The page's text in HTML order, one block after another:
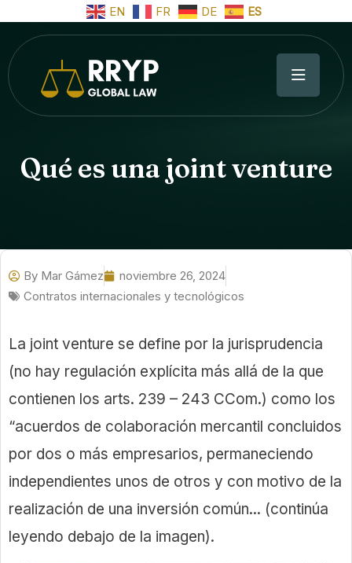
EN FR DE ES
Qué es una joint venture
By Mar Gámez
noviembre 26, 2024
Contratos internacionales y tecnológicos
La joint venture se define por la jurisprudencia
(no hay regulación explícita más allá de la que
contienen los arts. 239 – 243 CCom.) como los
“acuerdos de colaboración mercantil concluidos
por dos o más empresarios, permaneciendo
independientes unos de otros y con motivo de la
realización de una inversión común... (continúa
leyendo debajo de la imagen).